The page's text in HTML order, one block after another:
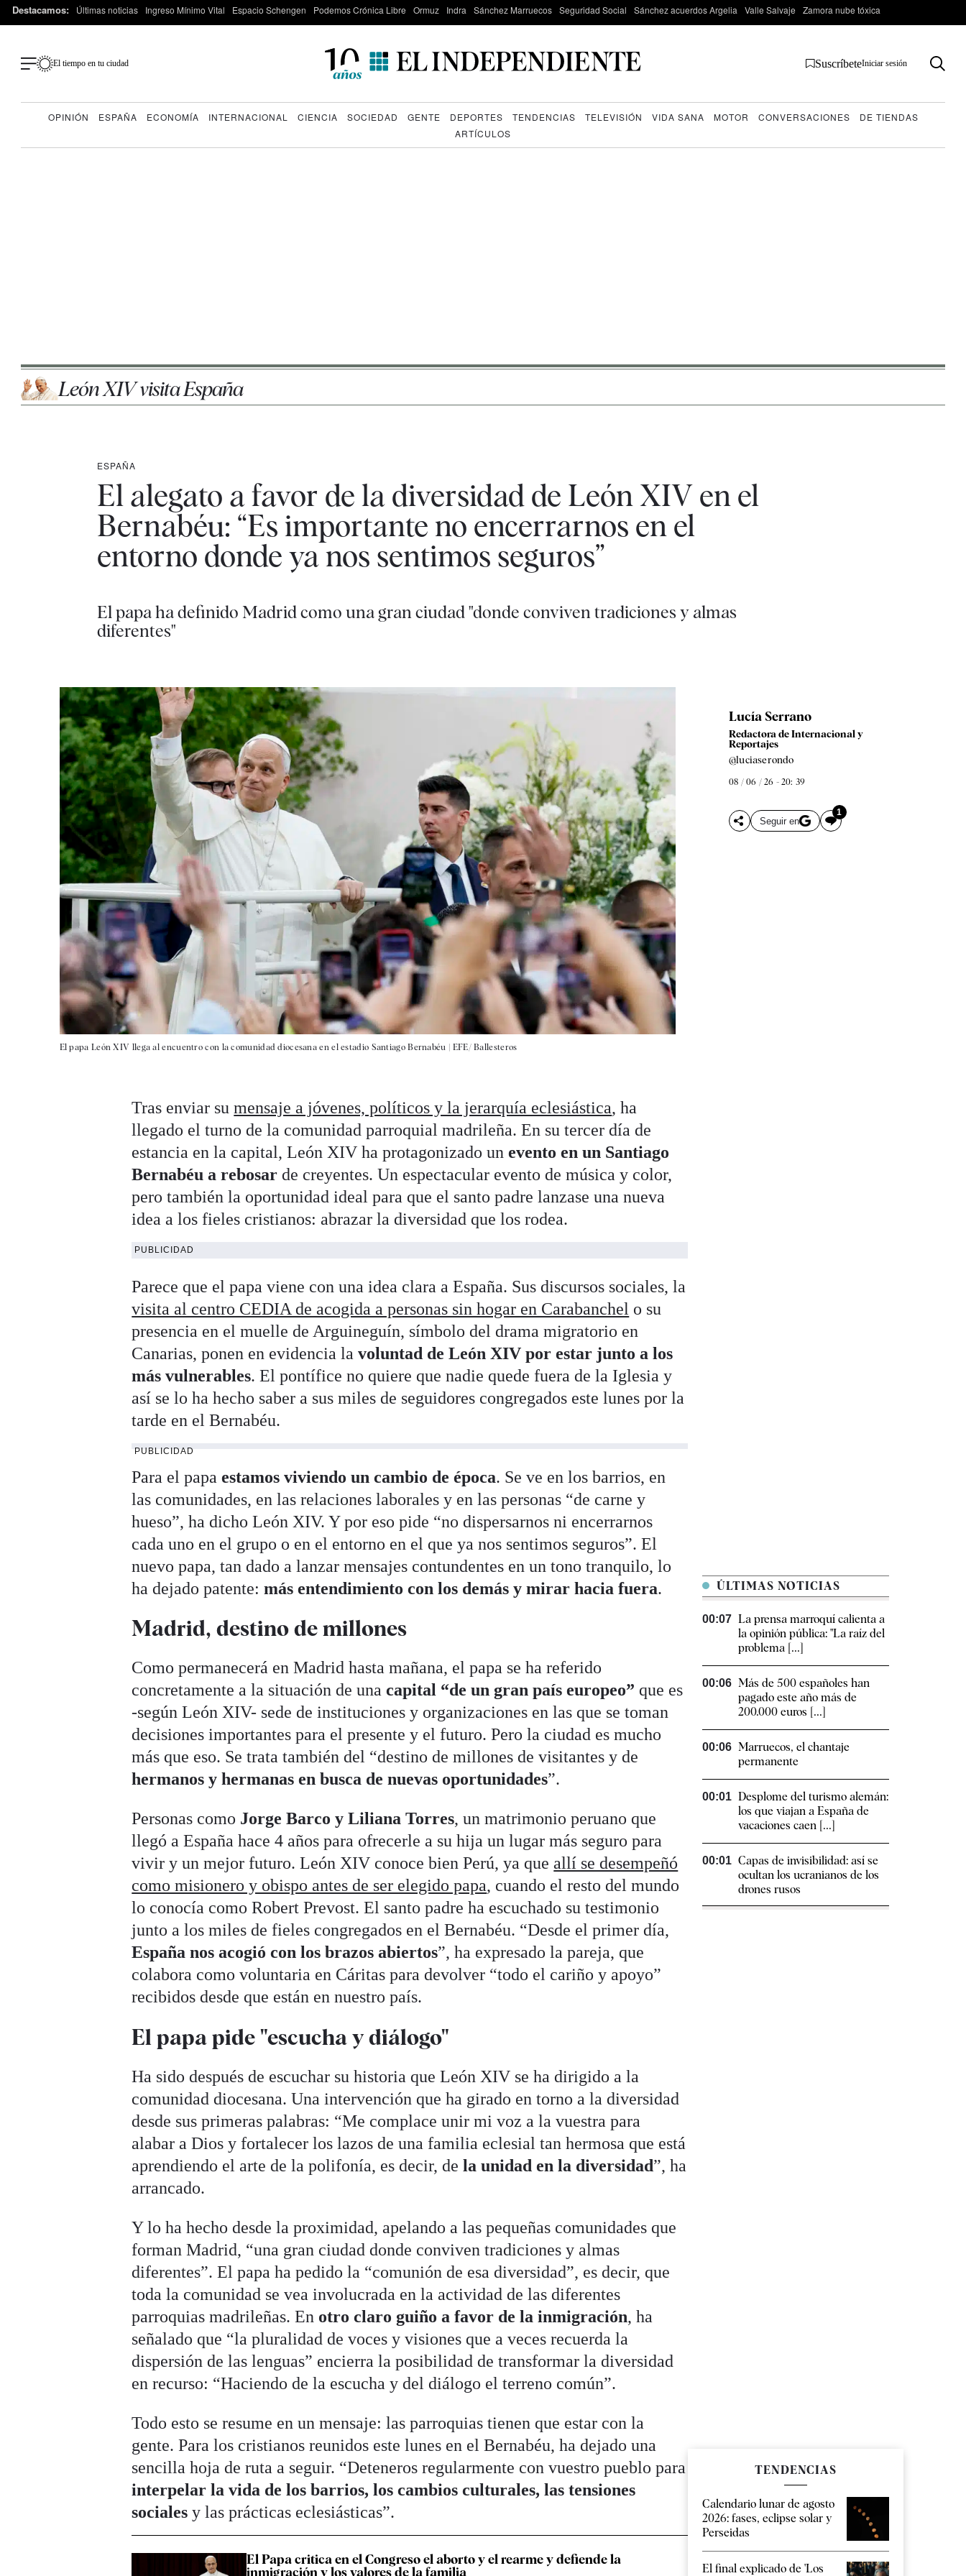
Destacamos: Últimas noticias Ingreso Mínimo Vital Espacio Schengen Podemos Crónica Libre Ormuz Indra Sánchez Marruecos Seguridad Social Sánchez acuerdos Argelia Valle Salvaje Zamora nube tóxica
El tiempo en tu ciudad SuscríbeteIniciar sesión
OPINIÓN ESPAÑA ECONOMÍA INTERNACIONAL CIENCIA SOCIEDAD GENTE DEPORTES TENDENCIAS TELEVISIÓN VIDA SANA MOTOR CONVERSACIONES
DE TIENDAS
ARTÍCULOS
León XIV visita España
ESPAÑA
El alegato a favor de la diversidad de León XIV en el
Bernabéu: “Es importante no encerrarnos en el
entorno donde ya nos sentimos seguros”
El papa ha definido Madrid como una gran ciudad "donde conviven tradiciones y almas
diferentes"
El papa León XIV llega al encuentro con la comunidad diocesana en el estadio Santiago Bernabéu | EFE/ Ballesteros
Lucía Serrano
Redactora de Internacional y
Reportajes
@luciaserondo
08 / 06 / 26 - 20: 39
Seguir en
1
Tras enviar sumensaje a jóvenes, políticos y la jerarquía eclesiástica, ha
llegado el turno de la comunidad parroquial madrileña. En su tercer día de
estancia en la capital, León XIV ha protagonizado unevento en un Santiago
Bernabéu a rebosar de creyentes. Un espectacular evento de música y color,
pero también la oportunidad ideal para que el santo padre lanzase una nueva
idea a los fieles cristianos: abrazar la diversidad que los rodea.
PUBLICIDAD
Parece que el papa viene con una idea clara a España. Sus discursos sociales, la
visita al centro CEDIA de acogida a personas sin hogar en Carabanchel o su
presencia en el muelle de Arguineguín, símbolo del drama migratorio en
Canarias, ponen en evidencia lavoluntad de León XIV por estar junto a los
más vulnerables. El pontífice no quiere que nadie quede fuera de la Iglesia y
así se lo ha hecho saber a sus miles de seguidores congregados este lunes por la
tarde en el Bernabéu.
PUBLICIDAD
Para el papaestamos viviendo un cambio de época. Se ve en los barrios, en
las comunidades, en las relaciones laborales y en las personas “de carne y
hueso”, ha dicho León XIV. Y por eso pide “no dispersarnos ni encerrarnos
cada uno en el grupo o en el entorno en el que ya nos sentimos seguros”. El
nuevo papa, tan dado a lanzar mensajes contundentes en un tono tranquilo, lo
ha dejado patente:más entendimiento con los demás y mirar hacia fuera.
Madrid, destino de millones
Como permanecerá en Madrid hasta mañana, el papa se ha referido
concretamente a la situación de unacapital “de un gran país europeo” que es
-según León XIV- sede de instituciones y organizaciones en las que se toman
decisiones importantes para el presente y el futuro. Pero la ciudad es mucho
más que eso. Se trata también del “destino de millones de visitantes y de
hermanos y hermanas en busca de nuevas oportunidades”.
Personas como Jorge Barco y Liliana Torres, un matrimonio peruano que
llegó a España hace 4 años para ofrecerle a su hija un lugar más seguro para
vivir y un mejor futuro. León XIV conoce bien Perú, ya que allí se desempeñó
como misionero y obispo antes de ser elegido papa, cuando el resto del mundo
lo conocía como Robert Prevost. El santo padre ha escuchado su testimonio
junto a los miles de fieles congregados en el Bernabéu. “Desde el primer día,
España nos acogió con los brazos abiertos”, ha expresado la pareja, que
colabora como voluntaria en Cáritas para devolver “todo el cariño y apoyo”
recibidos desde que están en nuestro país.
El papa pide "escucha y diálogo"
Ha sido después de escuchar su historia que León XIV se ha dirigido a la
comunidad diocesana. Una intervención que ha girado en torno a la diversidad
desde sus primeras palabras: “Me complace unir mi voz a la vuestra para
alabar a Dios y fortalecer los lazos de una familia eclesial tan hermosa que está
aprendiendo el arte de la polifonía, es decir, dela unidad en la diversidad”, ha
arrancado.
Y lo ha hecho desde la proximidad, apelando a las pequeñas comunidades que
forman Madrid, “una gran ciudad donde conviven tradiciones y almas
diferentes”. El papa ha pedido la “comunión de esa diversidad”, es decir, que
toda la comunidad se vea involucrada en la actividad de las diferentes
parroquias madrileñas. En otro claro guiño a favor de la inmigración, ha
señalado que “la pluralidad de voces y visiones que a veces recuerda la
dispersión de las lenguas” encierra la posibilidad de transformar la diversidad
en recurso: “Haciendo de la escucha y del diálogo el terreno común”.
Todo esto se resume en un mensaje: las parroquias tienen que estar con la
gente. Para los cristianos reunidos este lunes en el Bernabéu, ha dejado una
sencilla hoja de ruta a seguir. “Deteneros regularmente con vuestro pueblo para
interpelar la vida de los barrios, los cambios culturales, las tensiones
sociales y las prácticas eclesiásticas”.
El Papa critica en el Congreso el aborto y el rearme y defiende la
inmigración y los valores de la familia
ÚLTIMAS NOTICIAS
00:07 La prensa marroquí calienta a
la opinión pública: "La raíz del
problema [...]
00:06 Más de 500 españoles han
pagado este año más de
200.000 euros [...]
00:06 Marruecos, el chantaje
permanente
00:01 Desplome del turismo alemán:
los que viajan a España de
vacaciones caen [...]
00:01 Capas de invisibilidad: así se
ocultan los ucranianos de los
drones rusos
TENDENCIAS
Calendario lunar de agosto
2026: fases, eclipse solar y
Perseidas
El final explicado de 'Los